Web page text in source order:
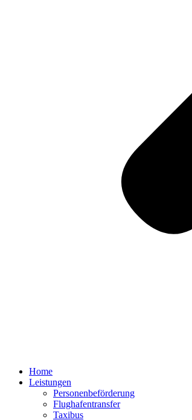
Home
Leistungen
Personenbeförderung
Flughafentransfer
Taxibus